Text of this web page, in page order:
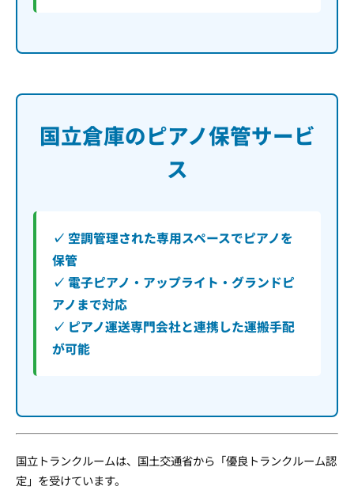
国立倉庫のピアノ保管サービ
ス
✓ 空調管理された専用スペースでピアノを
保管
✓ 電子ピアノ・アップライト・グランドピ
アノまで対応
✓ ピアノ運送専門会社と連携した運搬手配
が可能
国立トランクルームは、国土交通省から「優良トランクルーム認
定」を受けています。